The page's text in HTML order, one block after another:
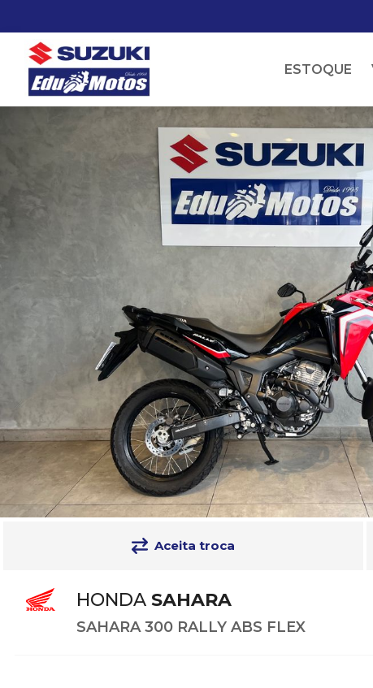
ESTOQUE
Aceita troca
HONDA SAHARA
SAHARA 300 RALLY ABS FLEX